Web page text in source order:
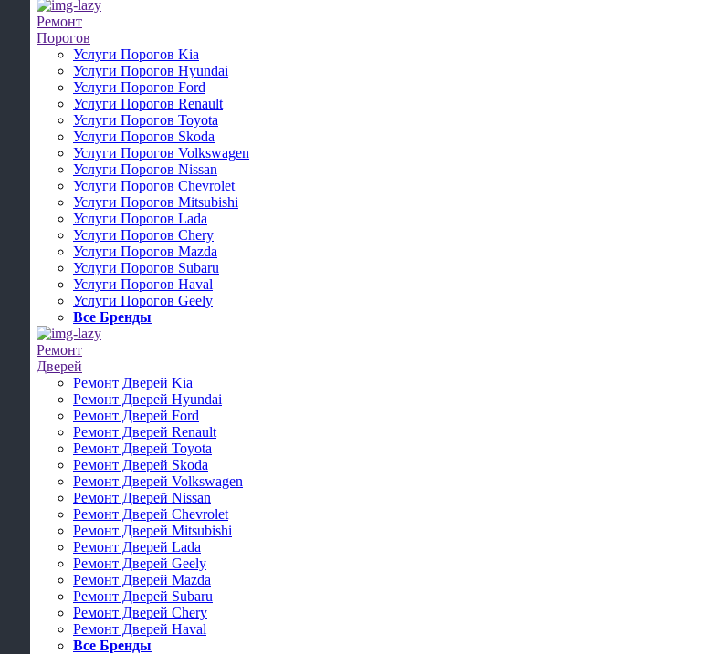
Ремонт
Порогов
Услуги Порогов Kia
Услуги Порогов Hyundai
Услуги Порогов Ford
Услуги Порогов Renault
Услуги Порогов Toyota
Услуги Порогов Skoda
Услуги Порогов Volkswagen
Услуги Порогов Nissan
Услуги Порогов Chevrolet
Услуги Порогов Mitsubishi
Услуги Порогов Lada
Услуги Порогов Chery
Услуги Порогов Mazda
Услуги Порогов Subaru
Услуги Порогов Haval
Услуги Порогов Geely
Все Бренды
Ремонт
Дверей
Ремонт Дверей Kia
Ремонт Дверей Hyundai
Ремонт Дверей Ford
Ремонт Дверей Renault
Ремонт Дверей Toyota
Ремонт Дверей Skoda
Ремонт Дверей Volkswagen
Ремонт Дверей Nissan
Ремонт Дверей Chevrolet
Ремонт Дверей Mitsubishi
Ремонт Дверей Lada
Ремонт Дверей Geely
Ремонт Дверей Mazda
Ремонт Дверей Subaru
Ремонт Дверей Chery
Ремонт Дверей Haval
Все Бренды